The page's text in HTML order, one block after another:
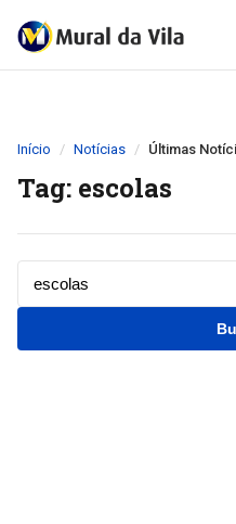
Início Notícias Últimas
Tag: escolas